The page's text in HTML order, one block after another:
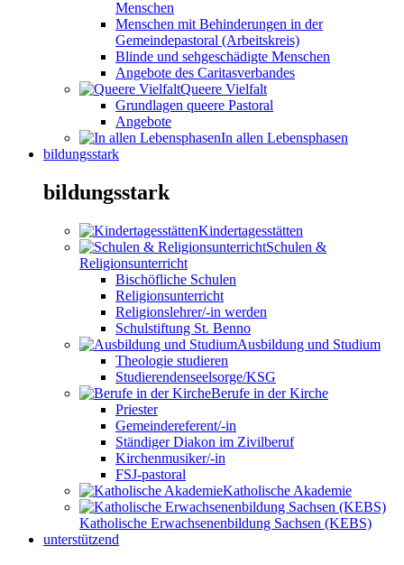
Menschen
Menschen mit Behinderungen in der
Gemeindepastoral (Arbeitskreis)
Blinde und sehgeschädigte Menschen
Angebote des Caritasverbandes
Queere Vielfalt
Grundlagen queere Pastoral
Angebote
In allen Lebensphasen
bildungsstark
bildungsstark
Kindertagesstätten
Schulen &
Religionsunterricht
Bischöfliche Schulen
Religionsunterricht
Religionslehrer/-in werden
Schulstiftung St. Benno
Ausbildung und Studium
Theologie studieren
Studierendenseelsorge/KSG
Berufe in der Kirche
Priester
Gemeindereferent/-in
Ständiger Diakon im Zivilberuf
Kirchenmusiker/-in
FSJ-pastoral
Katholische Akademie
Katholische Erwachsenenbildung Sachsen (KEBS)
unterstützend